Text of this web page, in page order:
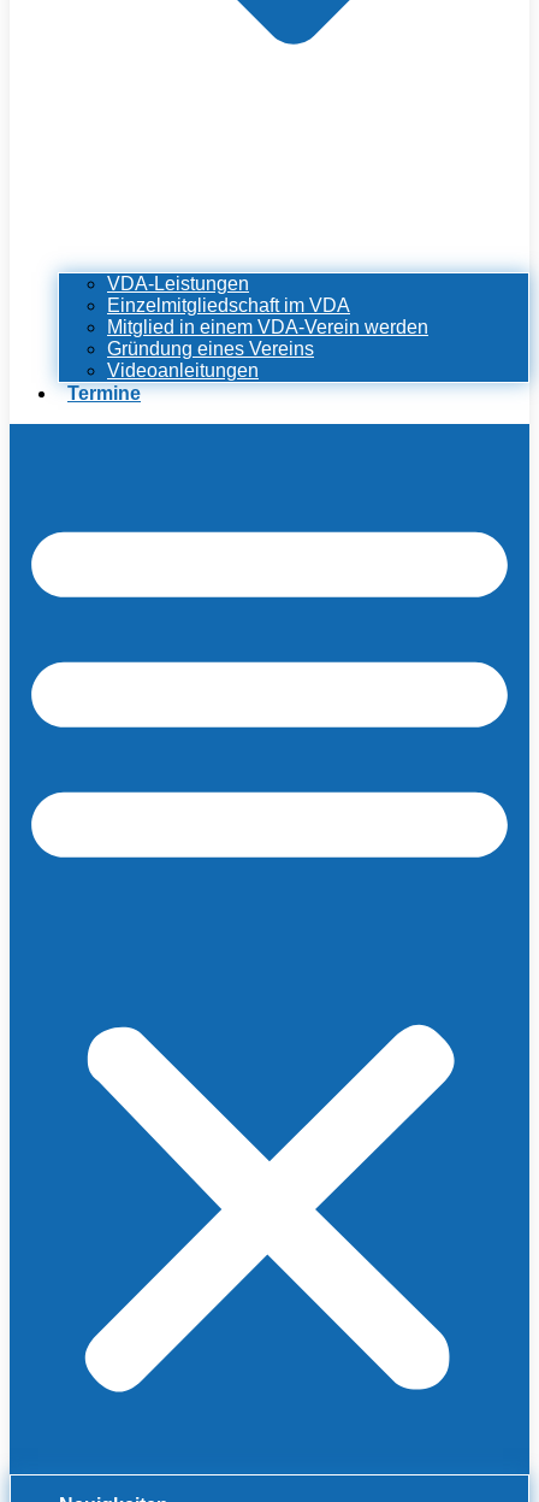
VDA-Leistungen
Einzelmitgliedschaft im VDA
Mitglied in einem VDA-Verein werden
Gründung eines Vereins
Videoanleitungen
Termine